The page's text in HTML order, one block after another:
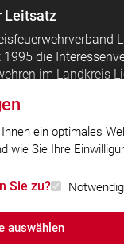
Leitsatz
1995 die
im Landkreis
ein optimales
wie Sie Ihre
Sie zu? Notwendig
auswählen